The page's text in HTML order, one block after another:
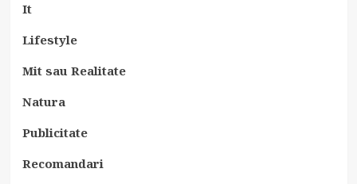
It
Lifestyle
Mit sau Realitate
Natura
Publicitate
Recomandari